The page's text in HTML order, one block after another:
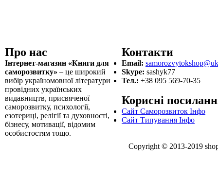
Про нас
Інтернет-магазин «Книги для
саморозвитку» – це широкий
вибір україномовної літератури
провідних українських
видавництв, присвяченої
саморозвитку, психології,
езотериці, релігії та духовності,
бізнесу, мотивації, відомим
особистостям тощо.
Контакти
Email:
Skype: sashyk77
Тел.: +38 095 569-70-35
Корисні
Сайт Саморозвиток Інфо
Сайт Типування Інфо
Copyright © 2013-2019